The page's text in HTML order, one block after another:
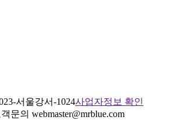
서울강서-1024사업자정보 확인
문의 webmaster@mrblue.com